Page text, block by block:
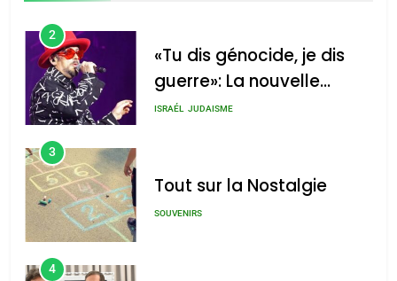
2
«Tu dis génocide, je dis
guerre»: La nouvelle
chanson de Boy George
ISRAÉL JUDAISME
3
Tout sur la Nostalgie
SOUVENIRS
4